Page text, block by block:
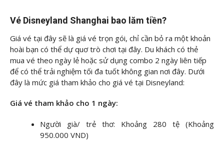
Vé Disneyland Shanghai bao lăm tiền?
Giá vé tại đây sẽ là giá vé trọn gói, chỉ cần bỏ ra một khoản
hoài bạn có thể dự quơ trò chơi tại đây. Du khách có thẻ
mua vé theo ngày lẻ hoặc sử dụng combo 2 ngày liên tiếp
để có thể trải nghiệm tối đa tuốt không gian nơi đây. Dưới
đây là mức giá tham khảo cho giá vé tại Disneyland:
Giá vé tham khảo cho 1 ngày:
Người già/ trẻ thơ: Khoảng 280 tệ (Khoảng
950.000 VND)